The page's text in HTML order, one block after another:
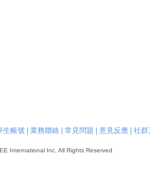
生帳號| 業務聯絡| 常見問題 意見反應| 社群
International Inc. All Rights Reserved